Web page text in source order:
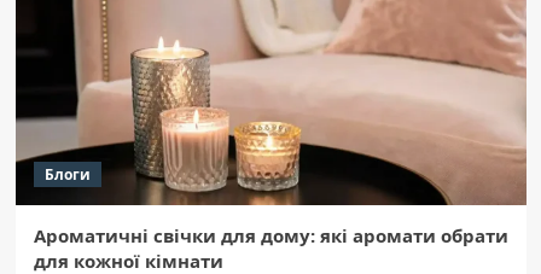
Блоги
Ароматичні свічки для дому: які аромати обрати
для кожної кімнати